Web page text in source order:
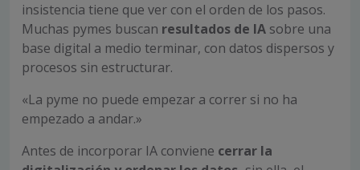
insistencia tiene que ver con el orden de los pasos.
Muchas pymes buscan resultados de IA sobre una
base digital a medio terminar, con datos dispersos y
procesos sin estructurar.
«La pyme no puede empezar a correr si no ha
empezado a andar.»
Antes de incorporar IA conviene cerrar la